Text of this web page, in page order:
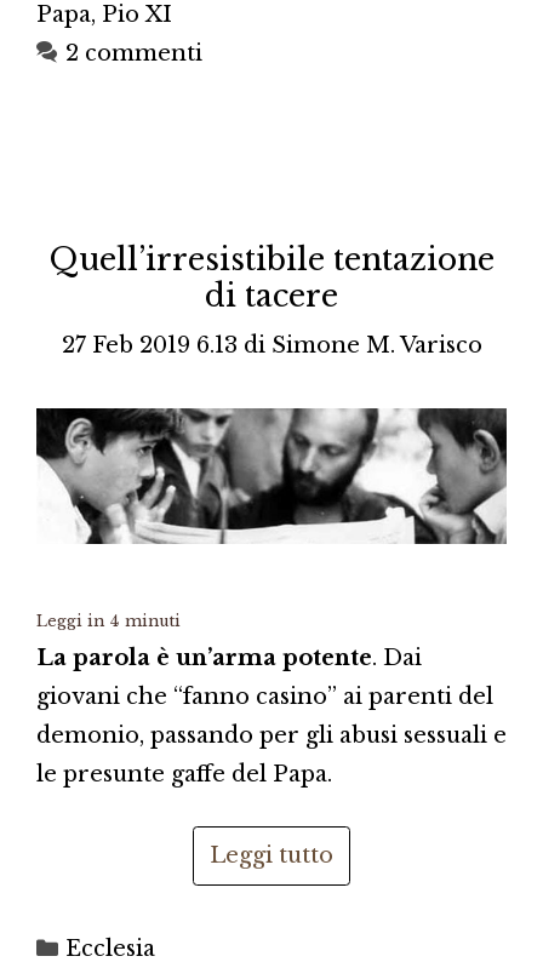
Papa, Pio XI
2 commenti
Quell’irresistibile tentazione
di tacere
27 Feb 2019 6.13 di Simone M. Varisco
Leggi in 4 minuti
La parola è un’arma potente. Dai
giovani che “fanno casino” ai parenti del
demonio, passando per gli abusi sessuali e
le presunte gaffe del Papa.
Leggi tutto
Categorie
Ecclesia